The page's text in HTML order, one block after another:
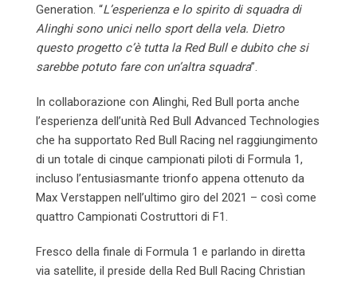
Generation. “L’esperienza e lo spirito di squadra di
Alinghi sono unici nello sport della vela. Dietro
questo progetto c’è tutta la Red Bull e dubito che si
sarebbe potuto fare con un’altra squadra”.
In collaborazione con Alinghi, Red Bull porta anche
l’esperienza dell’unità Red Bull Advanced Technologies
che ha supportato Red Bull Racing nel raggiungimento
di un totale di cinque campionati piloti di Formula 1,
incluso l’entusiasmante trionfo appena ottenuto da
Max Verstappen nell’ultimo giro del 2021 – così come
quattro Campionati Costruttori di F1.
Fresco della finale di Formula 1 e parlando in diretta
via satellite, il preside della Red Bull Racing Christian